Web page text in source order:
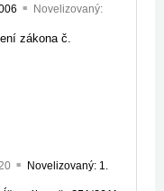
Novelizovaný:
zákona č.
Novelizovaný: 1.